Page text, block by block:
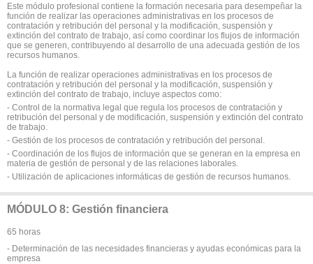
Este módulo profesional contiene la formación necesaria para desempeñar la
función de realizar las operaciones administrativas en los procesos de
contratación y retribución del personal y la modificación, suspensión y
extinción del contrato de trabajo, así como coordinar los flujos de información
que se generen, contribuyendo al desarrollo de una adecuada gestión de los
recursos humanos.
La función de realizar operaciones administrativas en los procesos de
contratación y retribución del personal y la modificación, suspensión y
extinción del contrato de trabajo, incluye aspectos como:
- Control de la normativa legal que regula los procesos de contratación y
retribución del personal y de modificación, suspensión y extinción del contrato
de trabajo.
- Gestión de los procesos de contratación y retribución del personal.
- Coordinación de los flujos de información que se generan en la empresa en
materia de gestión de personal y de las relaciones laborales.
- Utilización de aplicaciones informáticas de gestión de recursos humanos.
MÓDULO 8: Gestión financiera
65 horas
- Determinación de las necesidades financieras y ayudas económicas para la
empresa